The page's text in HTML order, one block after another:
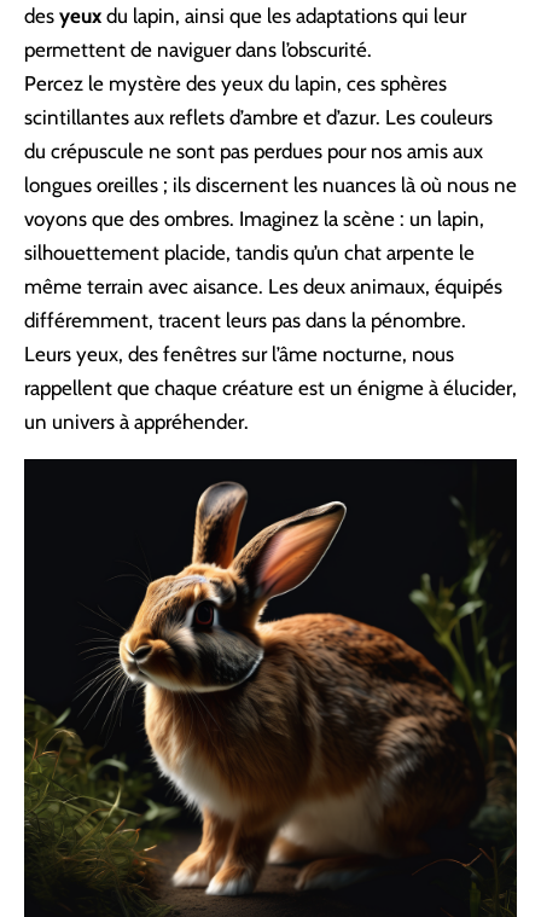
des yeux du lapin, ainsi que les adaptations qui leur
permettent de naviguer dans l’obscurité.
Percez le mystère des yeux du lapin, ces sphères
scintillantes aux reflets d’ambre et d’azur. Les couleurs
du crépuscule ne sont pas perdues pour nos amis aux
longues oreilles ; ils discernent les nuances là où nous ne
voyons que des ombres. Imaginez la scène : un lapin,
silhouettement placide, tandis qu’un chat arpente le
même terrain avec aisance. Les deux animaux, équipés
différemment, tracent leurs pas dans la pénombre.
Leurs yeux, des fenêtres sur l’âme nocturne, nous
rappellent que chaque créature est un énigme à élucider,
un univers à appréhender.